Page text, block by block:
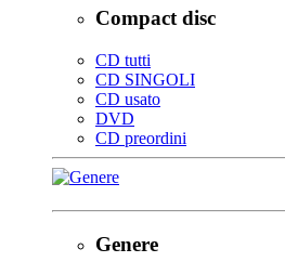
Compact disc
CD tutti
CD SINGOLI
CD usato
DVD
CD preordini
Genere